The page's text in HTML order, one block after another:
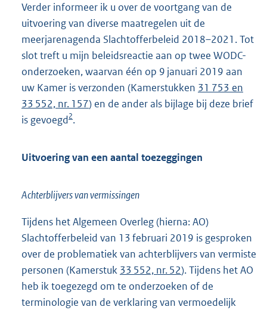
Verder informeer ik u over de voortgang van de
uitvoering van diverse maatregelen uit de
meerjarenagenda Slachtofferbeleid 2018–2021. Tot
slot treft u mijn beleidsreactie aan op twee WODC-
onderzoeken, waarvan één op 9 januari 2019 aan
uw Kamer is verzonden (Kamerstukken 31 753 en
33 552, nr. 157) en de ander als bijlage bij deze brief
is gevoegd2.
Uitvoering van een aantal toezeggingen
Achterblijvers van vermissingen
Tijdens het Algemeen Overleg (hierna: AO)
Slachtofferbeleid van 13 februari 2019 is gesproken
over de problematiek van achterblijvers van vermiste
personen (Kamerstuk 33 552, nr. 52). Tijdens het AO
heb ik toegezegd om te onderzoeken of de
terminologie van de verklaring van vermoedelijk